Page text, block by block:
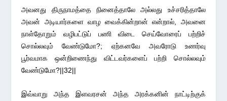
அவனது திருநாமத்தை நினைத்தாலே அல்லது உச்சரித்தாலே
அவன் அடியார்களை வாழ வைக்கின்றான் என்றால், அவனை
நாள்தோறும் வழிபட்டுப் பணி விடை செய்வோரைப் பற்றிச்
சொல்லவும் வேண்டுமோ?; ஏற்கனவே அவரோடு உணர்வு
பூர்வமாக ஒன்றிணைந்து விட்டவர்களைப் பற்றி சொல்லவும்
வேண்டுமோ?||32||
இவ்வாறு அந்த இளவரசன் அந்த அரக்கனின் நாட்டிற்குக்